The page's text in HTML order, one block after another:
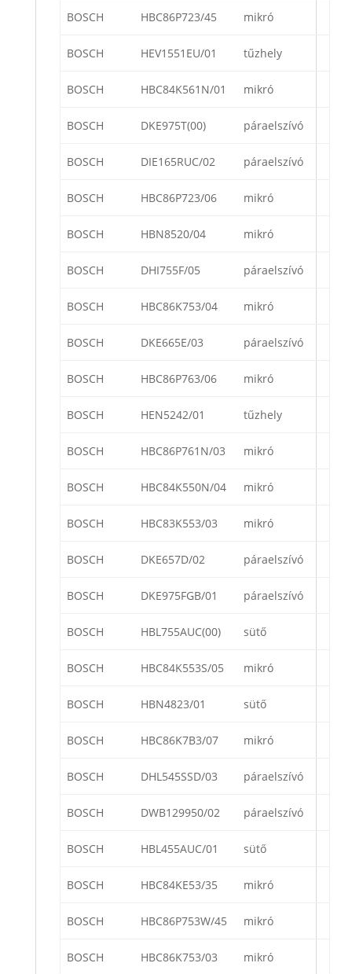
BOSCH HBC86P723/45 mikró
BOSCH HEV1551EU/01 tűzhely
BOSCH HBC84K561N/01 mikró
BOSCH DKE975T(00) páraelszívó
BOSCH DIE165RUC/02 páraelszívó
BOSCH HBC86P723/06 mikró
BOSCH HBN8520/04 mikró
BOSCH DHI755F/05 páraelszívó
BOSCH HBC86K753/04 mikró
BOSCH DKE665E/03 páraelszívó
BOSCH HBC86P763/06 mikró
BOSCH HEN5242/01 tűzhely
BOSCH HBC86P761N/03 mikró
BOSCH HBC84K550N/04 mikró
BOSCH HBC83K553/03 mikró
BOSCH DKE657D/02 páraelszívó
BOSCH DKE975FGB/01 páraelszívó
BOSCH HBL755AUC(00) sütő
BOSCH HBC84K553S/05 mikró
BOSCH HBN4823/01 sütő
BOSCH HBC86K7B3/07 mikró
BOSCH DHL545SSD/03 páraelszívó
BOSCH DWB129950/02 páraelszívó
BOSCH HBL455AUC/01 sütő
BOSCH HBC84KE53/35 mikró
BOSCH HBC86P753W/45 mikró
BOSCH HBC86K753/03 mikró